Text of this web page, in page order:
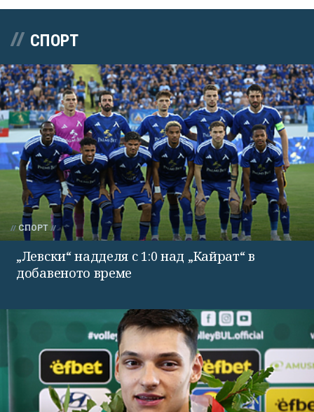
СПОРТ
СПОРТ
„Левски“ надделя с 1:0 над „Кайрат“ в
добавеното време